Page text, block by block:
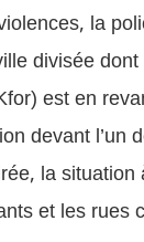
la
divisée
est en
devant
la
et les rues